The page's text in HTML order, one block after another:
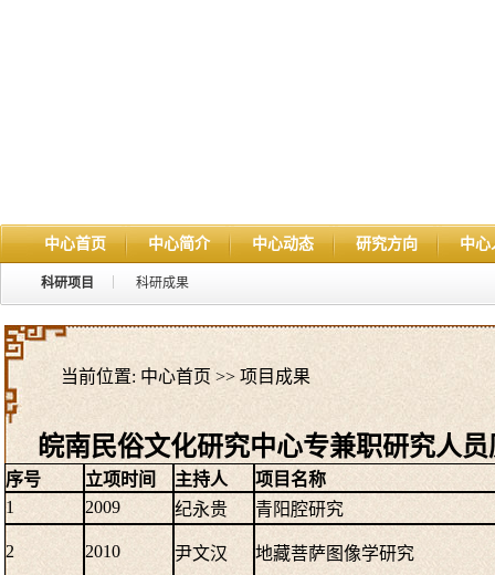
中心首页 中心简介 中心动态 研究方向 中心
科研项目 科研成果
当前位置: 中心首页 >> 项目成果
皖南民俗文化研究中心专兼职研究人员
序号 立项时间 主持人
项目名称
1
2009 纪永贵 青阳腔研究
2 2010 尹文汉 地藏菩萨图像学研究